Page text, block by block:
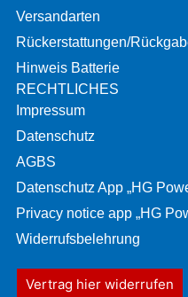
Versandarten
Rückerstattungen/
Hinweis Batterie
RECHTLICHES
Impressum
Datenschutz
AGBS
Datenschutz App „HG
Privacy notice app „HG
Widerrufsbelehrung
Vertrag hier widerrufen